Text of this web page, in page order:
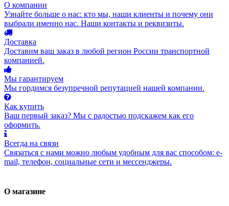
О компании
Узнайте больше о нас: кто мы, наши клиенты и почему они
выбрали именно нас. Наши контакты и реквизиты.
Доставка
Доставим ваш заказ в любой регион России транспортной
компанией.
Мы гарантируем
Мы гордимся безупречной репутацией нашей компании.
Как купить
Ваш первый заказ? Мы с радостью подскажем как его
оформить.
Всегда на связи
Связаться с нами можно любым удобным для вас способом: e-
mail, телефон, социальные сети и мессенджеры.
О магазине